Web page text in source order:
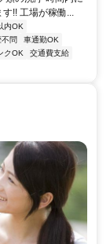
!! 工場が稼働...
内OK
問
車通勤OK
クOK
交通費支給